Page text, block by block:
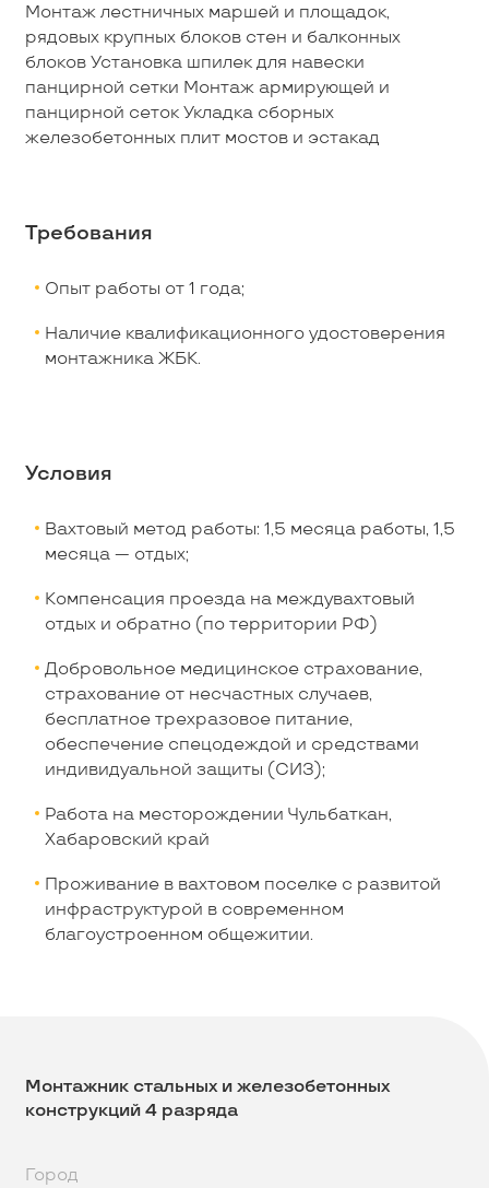
Монтаж лестничных маршей и площадок,
рядовых крупных блоков стен и балконных
блоков Установка шпилек для навески
панцирной сетки Монтаж армирующей и
панцирной сеток Укладка сборных
железобетонных плит мостов и эстакад
Требования
Опыт работы от 1 года;
Наличие квалификационного удостоверения
монтажника ЖБК.
Условия
Вахтовый метод работы: 1,5 месяца работы, 1,5
месяца — отдых;
Компенсация проезда на междувахтовый
отдых и обратно (по территории РФ)
Добровольное медицинское страхование,
страхование от несчастных случаев,
бесплатное трехразовое питание,
обеспечение спецодеждой и средствами
индивидуальной защиты (СИЗ);
Работа на месторождении Чульбаткан,
Хабаровский край
Проживание в вахтовом поселке с развитой
инфраструктурой в современном
благоустроенном общежитии.
Монтажник стальных и железобетонных
конструкций 4 разряда
Город